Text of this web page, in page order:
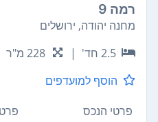
רמה 9
מחנה יהודה, ירושלים
2.5 חד'
| 228 מ"ר
הוסף למועדפים
פרטי הנכס